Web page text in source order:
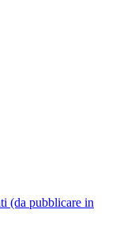
(da pubblicare in